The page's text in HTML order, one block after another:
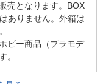
売となります。BOX
ありません。外箱は
ビー商品（プラモデ
。